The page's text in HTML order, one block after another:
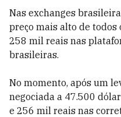
Nas exchanges
preço mais alto de todos
258 mil reais nas
brasileiras.
No momento, após um
negociada a 47.500
e 256 mil reais nas